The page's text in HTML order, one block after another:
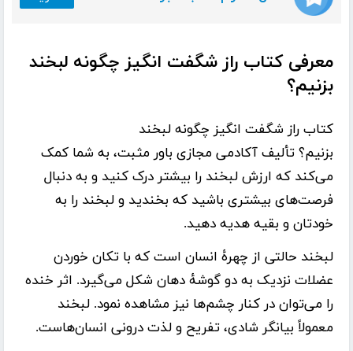
معرفی کتاب راز شگفت انگیز چگونه لبخند
بزنیم؟
کتاب راز شگفت انگیز چگونه لبخند
بزنیم؟ تألیف آکادمی مجازی باور مثبت، به شما کمک
می‌کند که ارزش لبخند را بیشتر درک کنید و به دنبال
فرصت‌های بیشتری باشید که بخندید و لبخند را به
خودتان و بقیه هدیه دهید.
لبخند حالتی از چهرهٔ انسان است که با تکان خوردن
عضلات نزدیک به دو گوشهٔ دهان شکل می‌گیرد. اثر خنده
را می‌توان در کنار چشم‌ها نیز مشاهده نمود. لبخند
معمولاً بیانگر شادی، تفریح و لذت درونی انسان‌هاست.